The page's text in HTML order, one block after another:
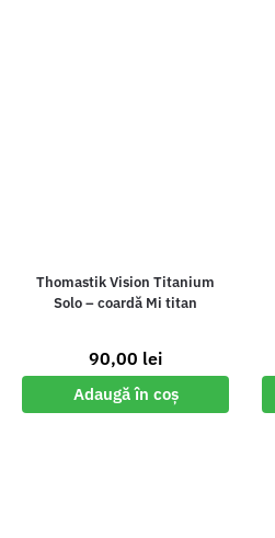
Thomastik Vision Titanium
Solo – coardă Mi titan
90,00 lei
Adaugă în coș